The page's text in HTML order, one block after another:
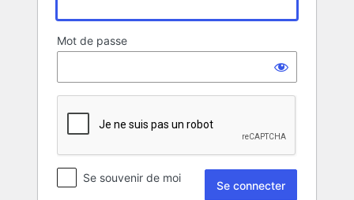
Mot de passe
Se souvenir de moi